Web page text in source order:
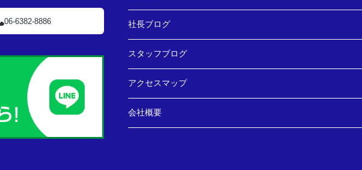
06-6382-8886 社長ブログ
スタッフブログ
アクセスマップ
会社概要